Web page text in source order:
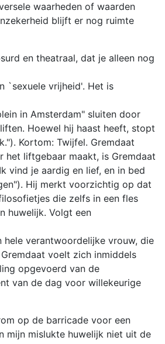
waarheden of waarden
blijft er nog ruimte
en theatraal, dat je alleen nog
`sexuele vrijheid'. Het is
in Amsterdam" sluiten door
Hoewel hij haast heeft, stopt
Kortom: Twijfel. Gremdaat
het liftgebaar maakt, is Gremdaat
vind je aardig en lief, en in bed
Hij merkt voorzichtig op dat
die zelfs in een fles
huwelijk. Volgt een
hele verantwoordelijke vrouw, die
voelt zich inmiddels
opgevoerd van de
van de dag voor willekeurige
op de barricade voor een
mijn mislukte huwelijk niet uit de